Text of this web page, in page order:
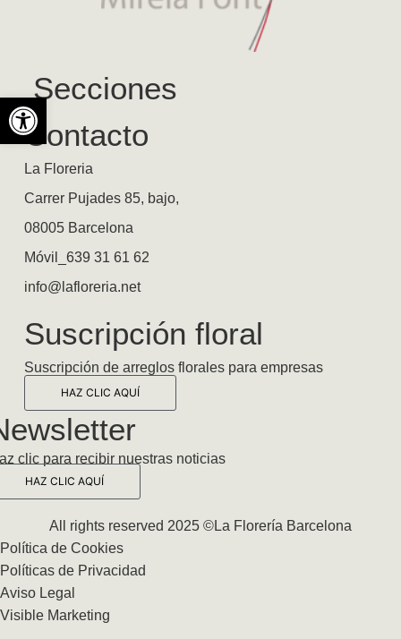
Secciones
Contacto
La Floreria
Carrer Pujades 85, bajo,
08005 Barcelona
Móvil_639 31 61 62
info@lafloreria.net
Suscripción floral
Suscripción de arreglos florales para empresas
HAZ CLIC AQUÍ
clic para recibir nuestras noticias
HAZ CLIC AQUÍ
All rights reserved 2025 ©La Florería Barcelona
Política de Cookies
Políticas de Privacidad
Aviso Legal
Visible Marketing
Abrir barra de herramientas